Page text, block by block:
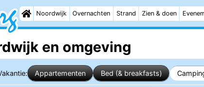
Noordwijk Overnachten Strand Zien & doen
en omgeving
Appartementen Bed (& breakfasts)